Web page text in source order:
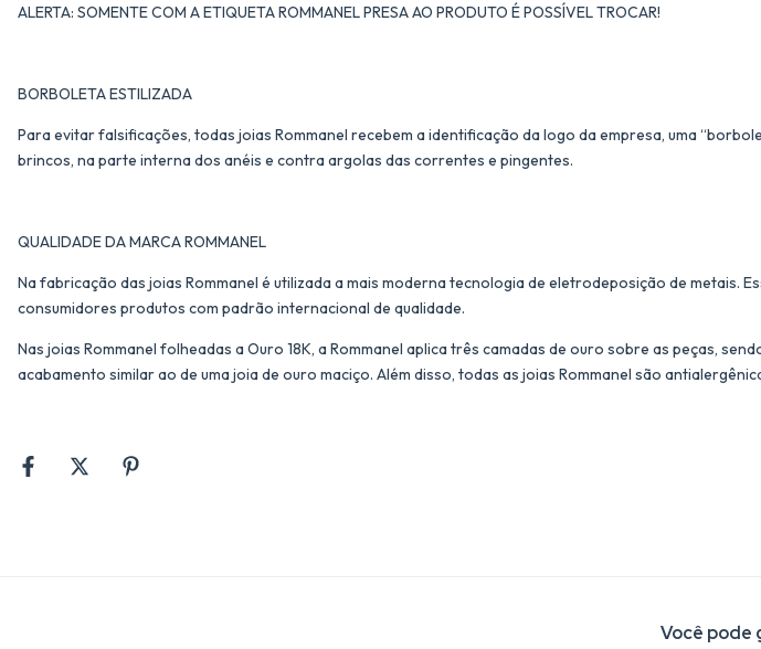
ALERTA: SOMENTE COM A ETIQUETA ROMMANEL PRESA AO PRODUTO É POSSÍVEL TROCAR!
BORBOLETA ESTILIZADA
Para evitar falsificações, todas joias Rommanel recebem a identificação da logo da empresa, uma
brincos, na parte interna dos anéis e contra argolas das correntes e pingentes.
QUALIDADE DA MARCA ROMMANEL
Na fabricação das joias Rommanel é utilizada a mais moderna tecnologia de eletrodeposição de
consumidores produtos com padrão internacional de qualidade.
Nas joias Rommanel folheadas a Ouro 18K, a Rommanel aplica três camadas de ouro sobre as peças,
acabamento similar ao de uma joia de ouro maciço. Além disso, todas as joias Rommanel são
Você pode